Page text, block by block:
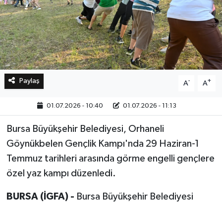
Paylaş A- A+
01.07.2026 - 10:40 01.07.2026 - 11:13
Bursa Büyükşehir Belediyesi, Orhaneli
Göynükbelen Gençlik Kampı'nda 29 Haziran-1
Temmuz tarihleri arasında görme engelli gençlere
özel yaz kampı düzenledi.
BURSA (İGFA) - Bursa Büyükşehir Belediyesi